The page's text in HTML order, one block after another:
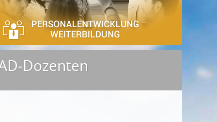
Dozenten